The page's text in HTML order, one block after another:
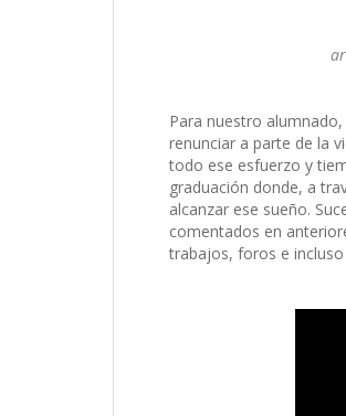
Para nuestro
renunciar a parte de la
todo ese esfuerzo y
graduación donde, a
alcanzar ese sueño.
comentados en
trabajos, foros e